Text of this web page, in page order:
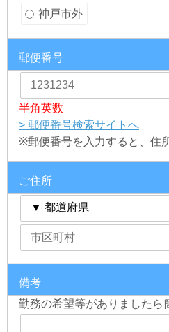
神戸市外
郵便番号
半角英数
> 郵便番号検索サイトへ
※郵便番号を入力すると、住
ご住所
備考
勤務の希望等がありましたら